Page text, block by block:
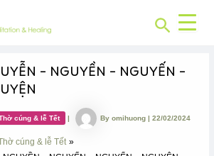
Search
– NGUYỀN – NGUYẾN –
cúng & lễ Tết | Byomihuong|22/02/2024
cúng & lễ Tết